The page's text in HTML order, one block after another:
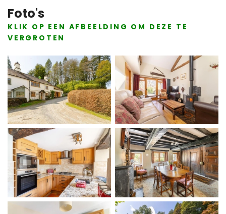
Foto's
KLIK OP EEN AFBEELDING OM DEZE TE
VERGROTEN